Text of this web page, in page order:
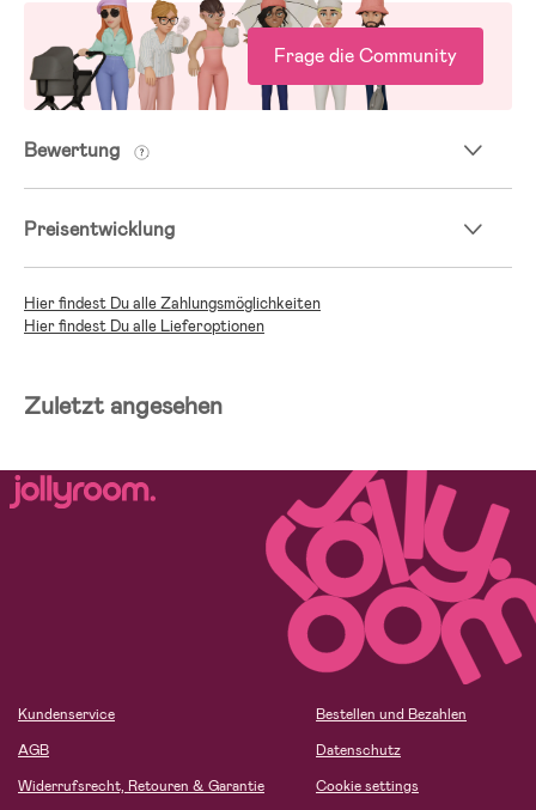
Frage die Community
Bewertung
Preisentwicklung
Hier findest Du alle Zahlungsmöglichkeiten
Hier findest Du alle Lieferoptionen
Zuletzt angesehen
Kundenservice
AGB
Widerrufsrecht, Retouren & Garantie
Bestellen und Bezahlen
Datenschutz
Cookie settings